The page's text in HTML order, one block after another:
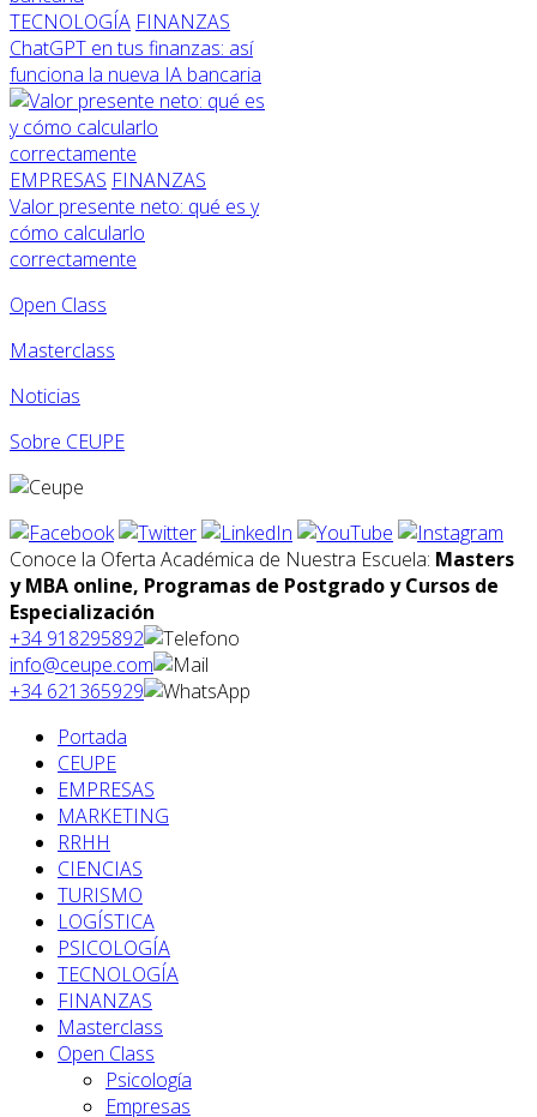
TECNOLOGÍA FINANZAS
ChatGPT en tus finanzas: así
funciona la nueva IA bancaria
EMPRESAS FINANZAS
Valor presente neto: qué es y
cómo calcularlo
correctamente
Open Class
Masterclass
Noticias
Sobre CEUPE
Conoce la Oferta Académica de Nuestra Escuela: Masters
y MBA online, Programas de Postgrado y Cursos de
Especialización
+34 918295892
info@ceupe.com
+34 621365929
Portada
CEUPE
EMPRESAS
MARKETING
RRHH
CIENCIAS
TURISMO
LOGÍSTICA
PSICOLOGÍA
TECNOLOGÍA
FINANZAS
Masterclass
Open Class
Psicología
Empresas